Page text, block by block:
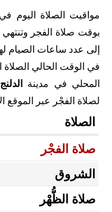
مواقيت الصلاة اليوم
بوقت صلاة الفجر
إلى عدد ساعات الصيام لهذا اليوم
في الوقت الحالي الصلاة
المحلي في مدينةالدلنج
لصلاة الفجْر عبر الموقع
الصلاة
صلاة الفجْر
الشروق
صلاة الظُّهْر